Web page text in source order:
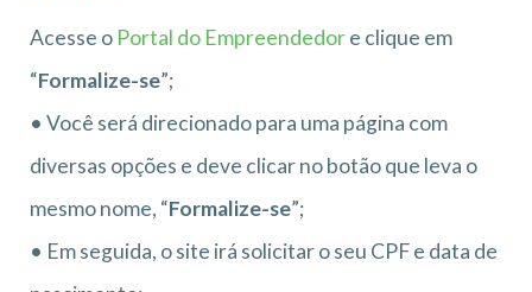
Acesse o Portal do Empreendedore clique em
“Formalize-se”;
• Você será direcionado para uma página com
diversas opções e deve clicar no botão que leva o
mesmo nome, “Formalize-se”;
• Em seguida, o site irá solicitar o seu CPF e data de